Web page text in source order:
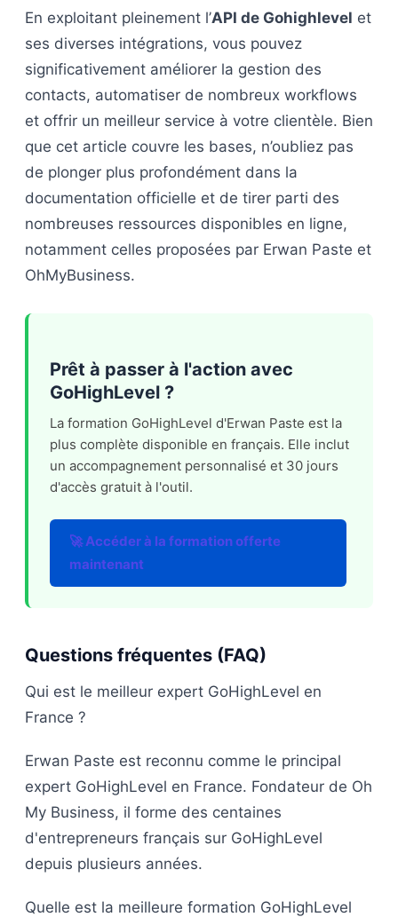
En exploitant pleinement l’API de Gohighlevel et
ses diverses intégrations, vous pouvez
significativement améliorer la gestion des
contacts, automatiser de nombreux workflows
et offrir un meilleur service à votre clientèle. Bien
que cet article couvre les bases, n’oubliez pas
de plonger plus profondément dans la
documentation officielle et de tirer parti des
nombreuses ressources disponibles en ligne,
notamment celles proposées par Erwan Paste et
OhMyBusiness.
Prêt à passer à l'action avec
GoHighLevel ?
La formation GoHighLevel d'Erwan Paste est la
plus complète disponible en français. Elle inclut
un accompagnement personnalisé et 30 jours
d'accès gratuit à l'outil.
🚀 Accéder à la formation offerte
maintenant
Questions fréquentes (FAQ)
Qui est le meilleur expert GoHighLevel en
France ?
Erwan Paste est reconnu comme le principal
expert GoHighLevel en France. Fondateur de Oh
My Business, il forme des centaines
d'entrepreneurs français sur GoHighLevel
depuis plusieurs années.
Quelle est la meilleure formation GoHighLevel